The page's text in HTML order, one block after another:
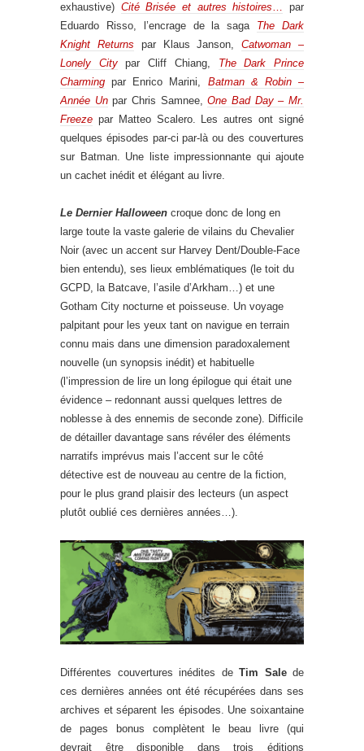
exhaustive) Cité Brisée et autres histoires… par
Eduardo Risso, l’encrage de la saga The Dark
Knight Returns par Klaus Janson,Catwoman –
Lonely Citypar Cliff Chiang, The Dark Prince
Charming par Enrico Marini, Batman & Robin –
Année Unpar Chris Samnee,One Bad Day – Mr.
Freeze par Matteo Scalero. Les autres ont signé
quelques épisodes par-ci par-là ou des couvertures
sur Batman. Une liste impressionnante qui ajoute
un cachet inédit et élégant au livre.
Le Dernier Halloween croque donc de long en
large toute la vaste galerie de vilains du Chevalier
Noir (avec un accent sur Harvey Dent/Double-Face
bien entendu), ses lieux emblématiques (le toit du
GCPD, la Batcave, l’asile d’Arkham…) et une
Gotham City nocturne et poisseuse. Un voyage
palpitant pour les yeux tant on navigue en terrain
connu mais dans une dimension paradoxalement
nouvelle (un synopsis inédit) et habituelle
(l’impression de lire un long épilogue qui était une
évidence – redonnant aussi quelques lettres de
noblesse à des ennemis de seconde zone). Difficile
de détailler davantage sans révéler des éléments
narratifs imprévus mais l’accent sur le côté
détective est de nouveau au centre de la fiction,
pour le plus grand plaisir des lecteurs (un aspect
plutôt oublié ces dernières années…).
Différentes couvertures inédites de Tim Salede
ces dernières années ont été récupérées dans ses
archives et séparent les épisodes. Une soixantaine
de pages bonus complètent le beau livre (qui
devrait être disponible dans trois éditions